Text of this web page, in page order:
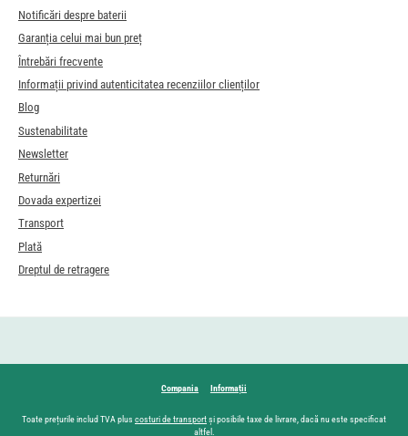
Notificări despre baterii
Garanția celui mai bun preț
Întrebări frecvente
Informații privind autenticitatea recenziilor clienților
Blog
Sustenabilitate
Newsletter
Returnări
Dovada expertizei
Transport
Plată
Dreptul de retragere
Compania Informații
Toate prețurile includ TVA plus costuri de transportși posibile taxe de livrare, dacă nu este specificat
altfel.